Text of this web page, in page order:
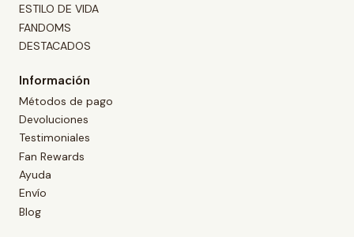
ESTILO DE VIDA
FANDOMS
DESTACADOS
Información
Métodos de pago
Devoluciones
Testimoniales
Fan Rewards
Ayuda
Envío
Blog